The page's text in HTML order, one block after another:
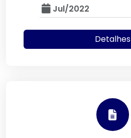
Jul/2022
Detalhes